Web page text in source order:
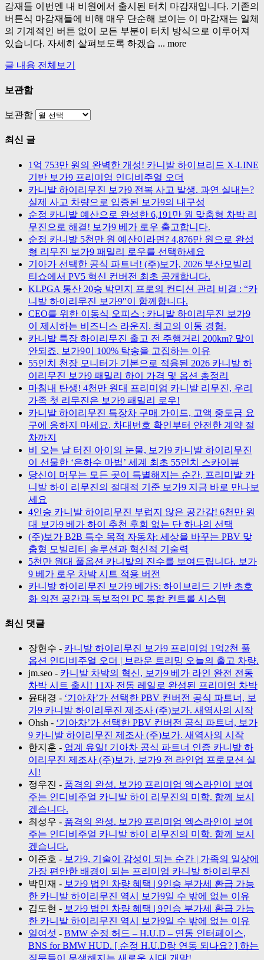
감재들 이번엔 내 비원에서 출시된 터치 마감재입니다. 기존의
버튼식 마감재들에 비해 매우 단순해 보이는 이 마감재는 일체
의 기계적인 버튼 없이 모든 부분이 터치 방식으로 이루어져
있습니다. 자세히 살펴보도록 하겠습 ... more
글 내용 전체보기
보관함
보관함
최신 글
1억 753만 원의 완벽한 개성! 카니발 하이브리드 X-LINE
기반 보가9 프리미엄 인디비주얼 오더
카니발 하이리무진 보가9 전복 사고 발생. 과연 실내는?
실제 사고 차량으로 입증된 보가9의 내구성
순정 카니발 예산으로 완성한 6,191만 원 맞춤형 차박 리
무진으로 해결! 보가9 베가 로우 출고합니다.
순정 카니발 5천만 원 예산이라면? 4,876만 원으로 완성
형 리무진 보가9 패밀리 로우를 선택하세요
기아가 선택한 공식 파트너! (주)보가, 2026 부산모빌리
티쇼에서 PV5 혁신 컨버전 최초 공개합니다.
KLPGA 통산 20승 박민지 프로의 컨디션 관리 비결 : “카
니발 하이리무진 보가9″이 함께합니다.
CEO를 위한 이동식 오피스 : 카니발 하이리무진 보가9
이 제시하는 비즈니스 라운지. 최고의 이동 경험.
카니발 특장 하이리무진 출고 전 주행거리 200km? 말이
안되죠. 보가9이 100% 탁송을 고집하는 이유
55인치 천장 모니터가 기본으로 적용된 2026 카니발 하
이리무진 보가9 패밀리 하이 가격 및 옵션 총정리
마침내 탄생! 4천만 원대 프리미엄 카니발 리무진, 우리
가족 첫 리무진은 보가9 패밀리 로우!
카니발 하이리무진 특장차 구매 가이드, 고액 중도금 요
구에 응하지 마세요. 차대번호 확인부터 안전한 계약 절
차까지
비 오는 날 터진 아이의 눈물, 보가9 카니발 하이리무진
이 선물한 ‘은하수 마법’ 세계 최초 55인치 스카이뷰
당신이 머무는 모든 곳이 특별해지는 순간, 프리미발 카
니발 하이 리무진의 절대적 기준 보가9 지금 바로 만나보
세요
4인승 카니발 하이리무진 부럽지 않은 공간감! 6천만 원
대 보가9 베가 하이 추천 후회 없는 단 하나의 선택
(주)보가 B2B 특수 목적 자동차: 세상을 바꾸는 PBV 맞
춤형 모빌리티 솔루션과 혁신적 기술력
5천만 원대 풀옵션 카니발의 진수를 보여드립니다. 보가
9 베가 로우 차박 시트 적용 버전
카니발 하이리무진 보가9 베가S: 하이브리드 기반 초호
화 의전 공간과 독보적인 PC 통합 컨트롤 시스템
최신 댓글
장현수 - 카니발 하이리무진 보가9 프리미엄 1억2천 풀
옵션 인디비주얼 오더 | 브라운 트리밍 오늘의 출고 차량.
jm.seo - 카니발 차박의 혁신, 보가9 베가 라인 완전 전동
차박 시트 출시! 11자 전동 레일로 완성된 프리미엄 차박
윤태경 - ‘기아차’가 선택한 PBV 컨버전 공식 파트너, 보
가9 카니발 하이리무진 제조사 (주)보가. 새역사의 시작
Ohsh - ‘기아차’가 선택한 PBV 컨버전 공식 파트너, 보가
9 카니발 하이리무진 제조사 (주)보가. 새역사의 시작
한지훈 - 업계 유일! 기아차 공식 파트너 인증 카니발 하
이리무진 제조사 (주)보가, 보가9 전 라인업 프로모션 실
시!
정우진 - 품격의 완성. 보가9 프리미엄 엑스라인이 보여
주는 인디비주얼 카니발 하이 리무진의 미학. 함께 보시
겠습니다.
최성우 - 품격의 완성. 보가9 프리미엄 엑스라인이 보여
주는 인디비주얼 카니발 하이 리무진의 미학. 함께 보시
겠습니다.
이준호 - 보가9, 기술이 감성이 되는 순간 | 가족의 일상에
가장 편안한 배경이 되는 프리미엄 카니발 하이리무진
박민재 - 보가9 법인 차량 혜택 | 9인승 부가세 환급 가능
한 카니발 하이리무진 역시 보가9일 수 밖에 없는 이유
김도현 - 보가9 법인 차량 혜택 | 9인승 부가세 환급 가능
한 카니발 하이리무진 역시 보가9일 수 밖에 없는 이유
일여섯 - BMW 순정 허드 – H.U.D – 연동 인터페이스,
BNS for BMW HUD. [ 순정 H.U.D랑 연동 되나요? ] 하는